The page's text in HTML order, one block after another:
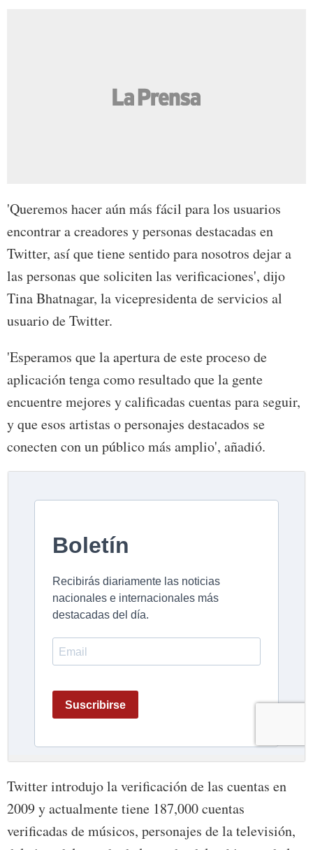
'Queremos hacer aún más fácil para los usuarios
encontrar a creadores y personas destacadas en
Twitter, así que tiene sentido para nosotros dejar a
las personas que soliciten las verificaciones', dijo
Tina Bhatnagar, la vicepresidenta de servicios al
usuario de Twitter.
'Esperamos que la apertura de este proceso de
aplicación tenga como resultado que la gente
encuentre mejores y calificadas cuentas para seguir,
y que esos artistas o personajes destacados se
conecten con un público más amplio', añadió.
Twitter introdujo la verificación de las cuentas en
2009 y actualmente tiene 187,000 cuentas
verificadas de músicos, personajes de la televisión,